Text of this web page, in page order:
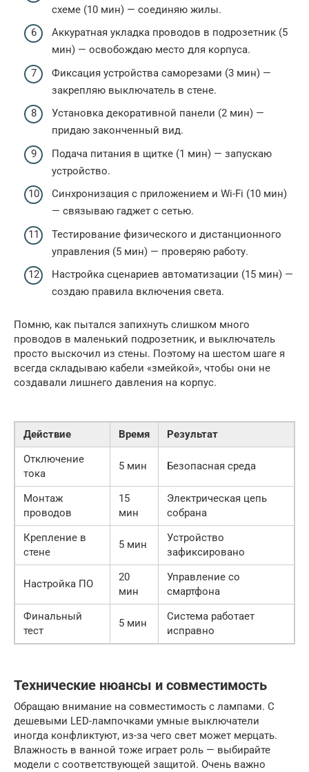
схеме (10 мин) — соединяю жилы.
Аккуратная укладка проводов в подрозетник (5
мин) — освобождаю место для корпуса.
Фиксация устройства саморезами (3 мин) —
закрепляю выключатель в стене.
Установка декоративной панели (2 мин) —
придаю законченный вид.
Подача питания в щитке (1 мин) — запускаю
устройство.
Синхронизация с приложением и Wi-Fi (10 мин)
— связываю гаджет с сетью.
Тестирование физического и дистанционного
управления (5 мин) — проверяю работу.
Настройка сценариев автоматизации (15 мин) —
создаю правила включения света.
Помню, как пытался запихнуть слишком много
проводов в маленький подрозетник, и выключатель
просто выскочил из стены. Поэтому на шестом шаге я
всегда складываю кабели «змейкой», чтобы они не
создавали лишнего давления на корпус.
Действие Время
Результат
Отключение
тока
5 мин Безопасная среда
Монтаж
проводов
15
мин
Электрическая цепь
собрана
Крепление в
стене
5 мин
Устройство
зафиксировано
Настройка ПО
20
мин
Управление со
смартфона
Финальный
тест
5 мин
Система работает
исправно
Технические нюансы и совместимость
Обращаю внимание на совместимость с лампами. С
дешевыми LED-лампочками умные выключатели
иногда конфликтуют, из-за чего свет может мерцать.
Влажность в ванной тоже играет роль — выбирайте
модели с соответствующей защитой. Очень важно